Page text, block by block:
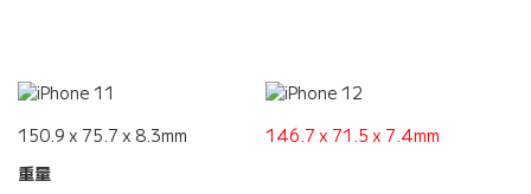
150.9 x 75.7 x 8.3mm
146.7 x 71.5 x 7.4mm
重量